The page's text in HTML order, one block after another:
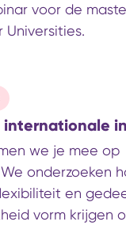
voor de
Universities.
internationale
we je mee op
onderzoeken
en
vorm krijgen